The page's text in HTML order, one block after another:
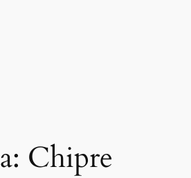
Chipre